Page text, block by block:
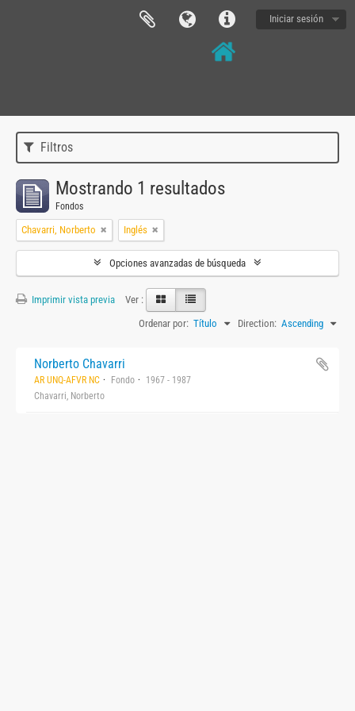
Iniciar sesión
Filtros
Mostrando 1 resultados
Fondos
Chavarri, Norberto Inglés
Opciones avanzadas de búsqueda
Imprimir vista previa
Ver :
Ordenar por: Título Direction: Ascending
Norberto Chavarri
AR UNQ-AFVR NC Fondo
1967 - 1987
Chavarri, Norberto